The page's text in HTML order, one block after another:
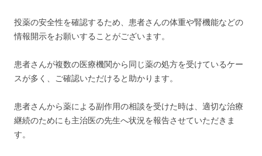
投薬の安全性を確認するため、患者さんの体重や腎機能などの
情報開示をお願いすることがございます。
患者さんが複数の医療機関から同じ薬の処方を受けているケー
スが多く、ご確認いただけると助かります。
患者さんから薬による副作用の相談を受けた時は、適切な治療
継続のためにも主治医の先生へ状況を報告させていただきま
す。